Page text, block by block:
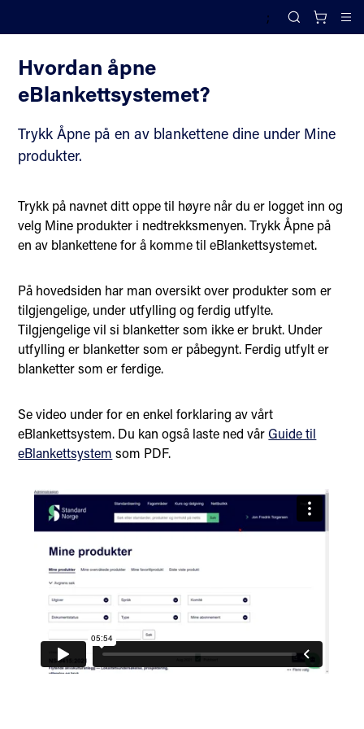
;
Search
Hvordan åpne
eBlankettsystemet?
Trykk Åpne på en av blankettene dine under Mine
produkter.
Trykk på navnet ditt oppe til høyre når du er logget inn og
velg Mine produkter i nedtrekksmenyen. Trykk Åpne på
en av blankettene for å komme til eBlankettsystemet.
På hovedsiden har man oversikt over produkter som er
tilgjengelige, under utfylling og ferdig utfylte.
Tilgjengelige vil si blanketter som ikke er brukt. Under
utfylling er blanketter som er påbegynt. Ferdig utfylt er
blanketter som er ferdige.
Se video under for en enkel forklaring av vårt
eBlankettsystem. Du kan også laste ned vårGuide til
eBlankettsystem som PDF.